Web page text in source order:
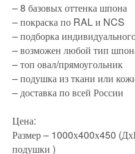
– 8 базовых оттенка шпона
– покраска по RAL и NCS
– подборка
– возможен любой тип
– топ овал/прямоугольник
– подушка из ткани или
– доставка по всей России
Цена:
Размер – 1000х400х450
подушки )